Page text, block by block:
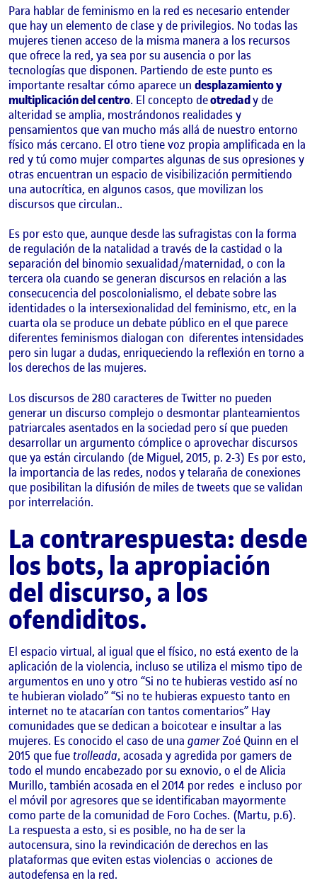
Para hablar de feminismo en la red es necesario entender
que hay un elemento de clase y de privilegios. No todas las
mujeres tienen acceso de la misma manera a los recursos
que ofrece la red, ya sea por su ausencia o por las
tecnologías que disponen. Partiendo de este punto es
importante resaltar cómo aparece un desplazamiento y
multiplicación del centro. El concepto deotredady de
alteridad se amplia, mostrándonos realidades y
pensamientos que van mucho más allá de nuestro entorno
físico más cercano. El otro tiene voz propia amplificada en la
red y tú como mujer compartes algunas de sus opresiones y
otras encuentran un espacio de visibilización permitiendo
una autocrítica, en algunos casos, que movilizan los
discursos que circulan..
Es por esto que, aunque desde las sufragistas con la forma
de regulación de la natalidad a través de la castidad o la
separación del binomio sexualidad/maternidad, o con la
tercera ola cuando se generan discursos en relación a las
consecucencia del poscolonialismo, el debate sobre las
identidades o la intersexionalidad del feminismo, etc, en la
cuarta ola se produce un debate público en el que parece
diferentes feminismos dialogan con diferentes intensidades
pero sin lugar a dudas, enriqueciendo la reflexión en torno a
los derechos de las mujeres.
Los discursos de 280 caracteres de Twitter no pueden
generar un discurso complejo o desmontar planteamientos
patriarcales asentados en la sociedad pero sí que pueden
desarrollar un argumento cómplice o aprovechar discursos
que ya están circulando (de Miguel, 2015, p. 2-3) Es por esto,
la importancia de las redes, nodos y telaraña de conexiones
que posibilitan la difusión de miles de tweets que se validan
por interrelación.
La contrarespuesta: desde
los bots, la apropiación
del discurso, a los
ofendiditos.
El espacio virtual, al igual que el físico, no está exento de la
aplicación de la violencia, incluso se utiliza el mismo tipo de
argumentos en uno y otro “Si no te hubieras vestido así no
te hubieran violado” “Si no te hubieras expuesto tanto en
internet no te atacarían con tantos comentarios” Hay
comunidades que se dedican a boicotear e insultar a las
mujeres. Es conocido el caso de una gamerZoé Quinn en el
2015 que fuetrolleada, acosada y agredida por gamers de
todo el mundo encabezado por su exnovio, o el de Alicia
Murillo, también acosada en el 2014 por redes e incluso por
el móvil por agresores que se identificaban mayormente
como parte de la comunidad de Foro Coches. (Martu, p.6).
La respuesta a esto, si es posible, no ha de ser la
autocensura, sino la revindicación de derechos en las
plataformas que eviten estas violencias o acciones de
autodefensa en la red.